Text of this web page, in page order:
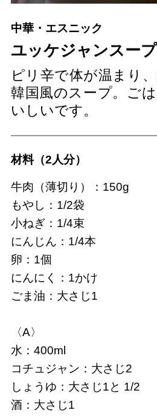
中華・エスニック
ユッケジャンスープ
ピリ辛で体が温まり
韓国風のスープ。ご
いしいです。
材料（2人分）
牛肉（薄切り）：150g
もやし：1/2袋
小ねぎ：1/4束
にんじん：1/4本
卵：1個
にんにく：1かけ
ごま油：大さじ1
〈A〉
水：400ml
コチュジャン：大さじ2
しょうゆ：大さじ1と 1/2
酒：大さじ1